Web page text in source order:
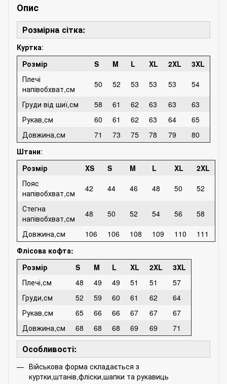
Опис
Розмірна сітка:
Куртка:
Розмір
S M L XL 2XL
3XL
Плечі
напівобхват,см
50 52 53 53 53
54
Груди від шиї,см
58 61 62 63 63
63
Рукав,см
60 61 62 63 64
65
Довжина,см
71 73 75 78 79
80
Штани:
Розмір
XS S M L XL
2XL
Пояс
напівобхват,см
42 44 46 48 50
52
Стегна
напівобхват,см
48 50 52 54 56
58
Довжина,см
106 106 108 109 110
111
Флісова кофта:
Розмір
S M L XL 2XL
3XL
Плечі,см
48 49 49 51 51
57
Груди,см
52 59 60 61 62
64
Рукав,см
65 66 66 67 67
67
Довжина,см
68 68 68 69 69 71
Особливості:
Військова форма складається з
куртки,штанів,фліски,шапки та рукавиць